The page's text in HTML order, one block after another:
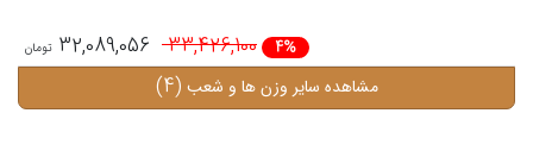
4%
33,426,100
32,089,056
مشاهده سایر وزن ها و شعب (4)